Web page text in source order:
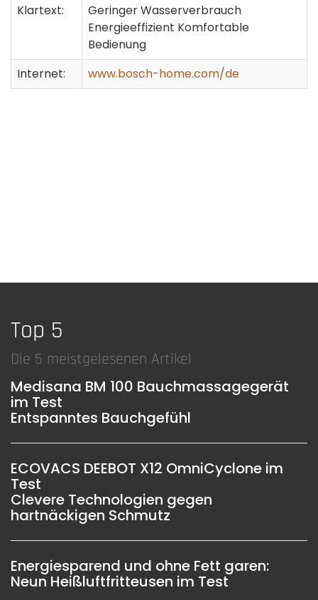
Klartext:
Geringer Wasserverbrauch
Energieeffizient Komfortable
Bedienung
Internet:
www.bosch-home.com/de
Top 5
Die 5 meistgelesenen Artikel
Medisana BM 100 Bauchmassagegerät
im Test
Entspanntes Bauchgefühl
ECOVACS DEEBOT X12 OmniCyclone im
Test
Clevere Technologien gegen
hartnäckigen Schmutz
Energiesparend und ohne Fett garen:
Neun Heißluftfritteusen im Test